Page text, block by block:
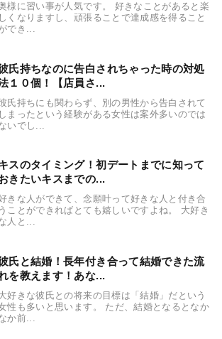
様に習い事が人気です。 好きなことがあると楽
しくなりますし、頑張ることで達成感を得ること
でき...
氏持ちなのに告白されちゃった時の対処
１０個！【店員さ...
氏持ちにも関わらず、別の男性から告白されて
しまったという経験がある女性は案外多いのでは
いでし...
スのタイミング！初デートまでに知って
きたいキスまでの...
きな人ができて、念願叶って好きな人と付き合
うことができればとても嬉しいですよね。 大好き
人と...
氏と結婚！長年付き合って結婚できた流
を教えます！あな...
好きな彼氏との将来の目標は「結婚」だという
性も多いと思います。 ただ、結婚となるとなか
か前...